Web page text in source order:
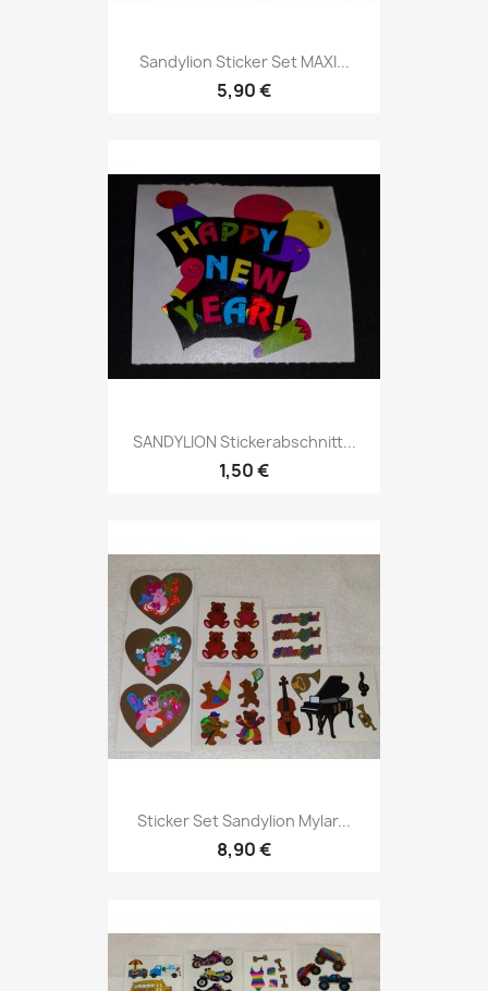
Sandylion Sticker Set MAXI...
5,90 €
SANDYLION Stickerabschnitt...
1,50 €
Sticker Set Sandylion Mylar...
8,90 €